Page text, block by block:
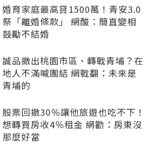
婚育家庭最高貸1500萬！青安3.0
祭「離婚條款」 網酸：簡直變相
鼓勵不結婚
誠品撤出桃園市區、轉戰青埔？在
地人不滿喊團結 網戰翻：未來是
青埔的
股票回撤30％讓他旅遊也吃不下！
想轉買房收4％租金 網勸：房東沒
那麼好當